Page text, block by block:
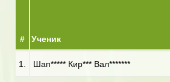
# Ученик
1. Шап***** Кир*** Вал*******